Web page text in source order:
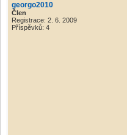
georgo2010
Člen
Registrace: 2. 6. 2009
Příspěvků: 4